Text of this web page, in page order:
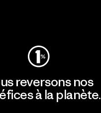
reversons nos
à la planète.